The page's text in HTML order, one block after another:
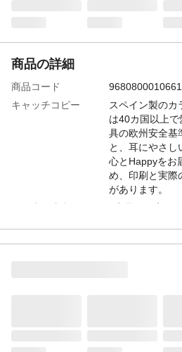
商品の詳細
商品コード
9680800010661
キャッチコピー
スペイン製のカ
は40カ国以上
具の欧州安全基
と、耳にやさし
心とHappyをお
め、印刷と実際
があります。